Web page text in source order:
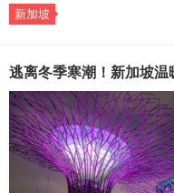
新加坡
逃离冬季寒潮！新加坡温